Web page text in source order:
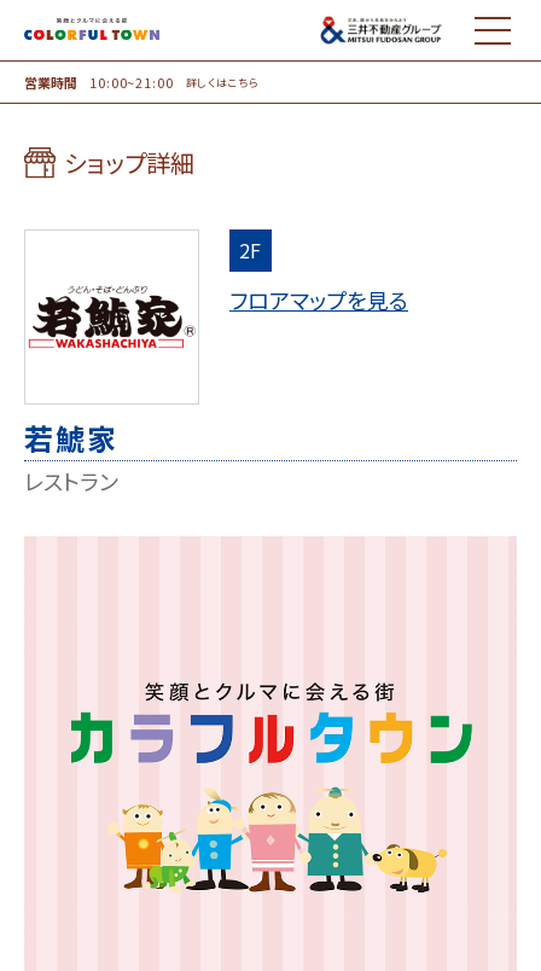
MENU
営業時間 10:00~21:00 詳しくはこちら
ショップ詳細
2F
フロアマップを見る
若鯱家
レストラン